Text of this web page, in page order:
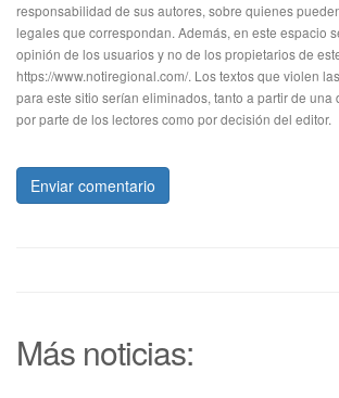
responsabilidad de sus autores, sobre quienes
legales que correspondan. Además, en este espacio
opinión de los usuarios y no de los propietarios de
https://www.notiregional.com/. Los textos que violen
para este sitio serían eliminados, tanto a partir de una
por parte de los lectores como por decisión del editor.
Enviar comentario
Más noticias: